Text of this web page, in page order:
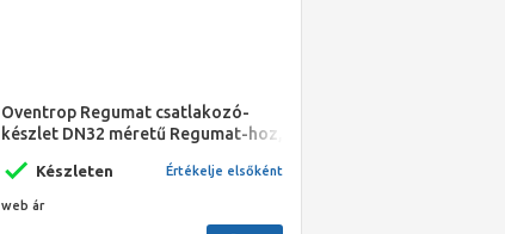
Oventrop Regumat csatlakozó-
készlet DN32 méretű Regumat-hoz,
Készleten Értékelje elsőként
web ár